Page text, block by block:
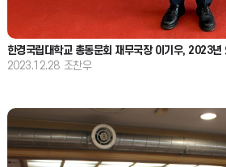
한경국립대학교 총동문회 재무국장 이기우, 2023년
2023.12.28 조찬우